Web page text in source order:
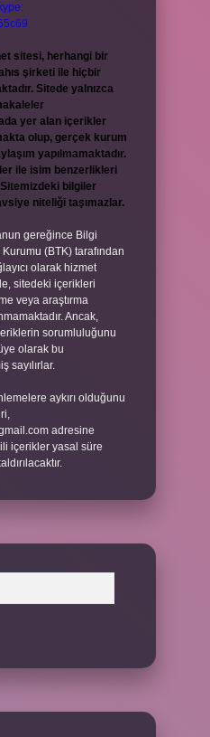
sitesi, herhangi bir
şirketi ile hiçbir
Sitede yalnızca
yer alan içerikler
olup, gerçek kurum
yapılmamaktadır.
ile isim benzerlikleri
bilgiler
niteliği taşımazlar.
gereğince Bilgi
(BTK) tarafından
olarak hizmet
sitedeki içerikleri
veya araştırma
Ancak,
sorumluluğunu
olarak bu
sayılırlar.
aykırı olduğunu
adresine
içerikler yasal süre